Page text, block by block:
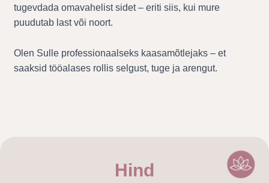
tugevdada omavahelist sidet – eriti siis, kui mure
puudutab last või noort.
Olen Sulle professionaalseks kaasamõtlejaks – et
saaksid tööalases rollis selgust, tuge ja arengut.
Hind